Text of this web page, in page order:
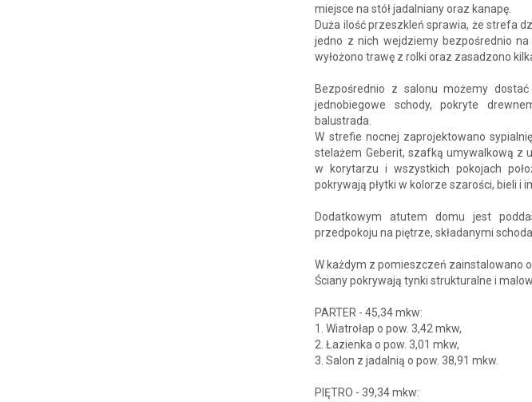
miejsce na stół jadalniany oraz kanapę.
Duża ilość przeszkleń sprawia, że strefa
jedno z nich wejdziemy bezpośrednio
wyłożono trawę z rolki oraz zasadzono
Bezpośrednio z salonu możemy
jednobiegowe schody, pokryte
balustrada.
W strefie nocnej zaprojektowano
stelażem Geberit, szafką umywalkową z
w korytarzu i wszystkich pokojach
pokrywają płytki w kolorze szarości, bieli i
Dodatkowym atutem domu jest
przedpokoju na piętrze, składanymi
W każdym z pomieszczeń zainstalowano
Ściany pokrywają tynki strukturalne i
PARTER - 45,34 mkw:
1. Wiatrołap o pow. 3,42 mkw,
2. Łazienka o pow. 3,01 mkw,
3. Salon z jadalnią o pow. 38,91 mkw.
PIĘTRO - 39,34 mkw: